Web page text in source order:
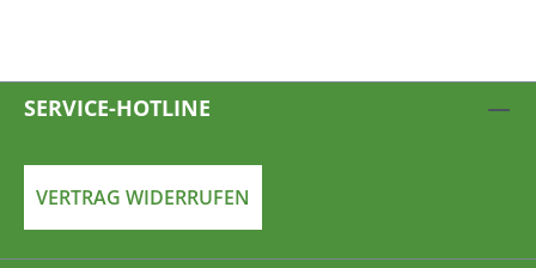
SERVICE-HOTLINE
VERTRAG WIDERRUFEN